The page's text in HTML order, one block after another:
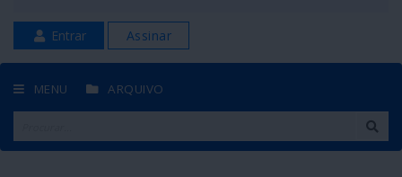
Entrar Assinar
MENU ARQUIVO